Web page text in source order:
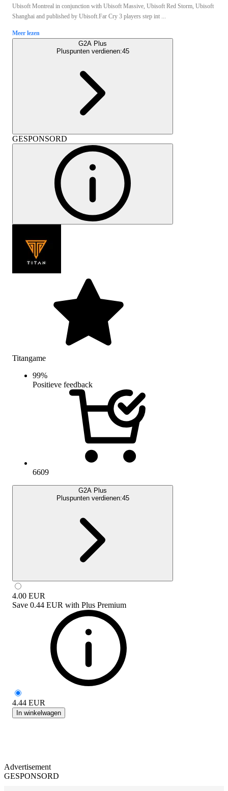
Ubisoft Montreal in conjunction with Ubisoft Massive, Ubisoft Red Storm, Ubisoft
Shanghai and published by Ubisoft.Far Cry 3 players step int ...
Meer lezen
G2A Plus
Pluspunten verdienen:45
GESPONSORD
Titangame
99%
Positieve feedback
6609
G2A Plus
Pluspunten verdienen:45
4.00 EUR
Save 0.44 EUR with Plus Premium
4.44 EUR
In winkelwagen
Advertisement
GESPONSORD